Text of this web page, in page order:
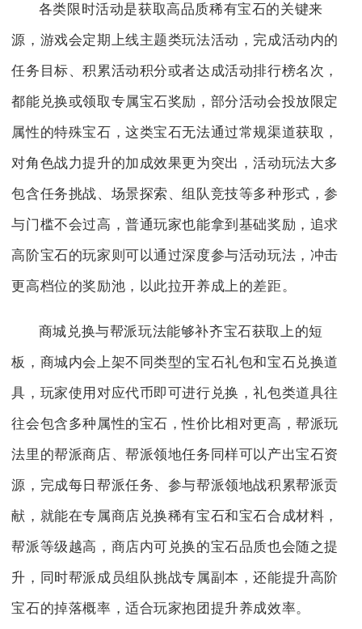
各类限时活动是获取高品质稀有宝石的关键来
源，游戏会定期上线主题类玩法活动，完成活动内的
任务目标、积累活动积分或者达成活动排行榜名次，
都能兑换或领取专属宝石奖励，部分活动会投放限定
属性的特殊宝石，这类宝石无法通过常规渠道获取，
对角色战力提升的加成效果更为突出，活动玩法大多
包含任务挑战、场景探索、组队竞技等多种形式，参
与门槛不会过高，普通玩家也能拿到基础奖励，追求
高阶宝石的玩家则可以通过深度参与活动玩法，冲击
更高档位的奖励池，以此拉开养成上的差距。
商城兑换与帮派玩法能够补齐宝石获取上的短
板，商城内会上架不同类型的宝石礼包和宝石兑换道
具，玩家使用对应代币即可进行兑换，礼包类道具往
往会包含多种属性的宝石，性价比相对更高，帮派玩
法里的帮派商店、帮派领地任务同样可以产出宝石资
源，完成每日帮派任务、参与帮派领地战积累帮派贡
献，就能在专属商店兑换稀有宝石和宝石合成材料，
帮派等级越高，商店内可兑换的宝石品质也会随之提
升，同时帮派成员组队挑战专属副本，还能提升高阶
宝石的掉落概率，适合玩家抱团提升养成效率。